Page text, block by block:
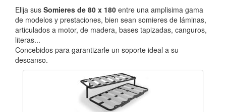
Elija sus Somieres de 80 x 180 entre una amplisima gama
de modelos y prestaciones, bien sean somieres de láminas,
articulados a motor, de madera, bases tapizadas, canguros,
literas...
Concebidos para garantizarle un soporte ideal a su
descanso.